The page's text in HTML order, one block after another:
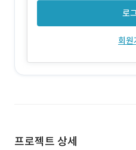
로
회원
프로젝트 상세